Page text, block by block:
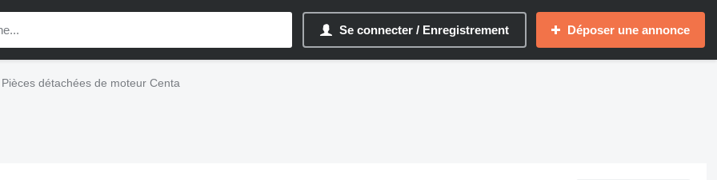
Se connecter / Enregistrement Déposer une annonce
Pièces détachées de moteur Centa